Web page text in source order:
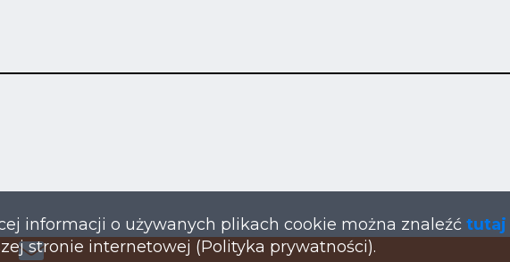
informacji o używanych plikach cookie można znaleźć tutaj
stronie internetowej (Polityka prywatności).